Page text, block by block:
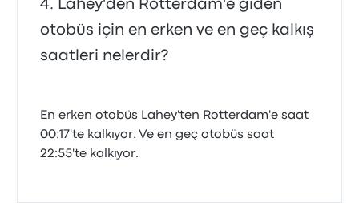
Lahey'den Rotterdam'e giden
otobüs için en erken ve en geç kalkış
saatleri nelerdir?
En erken otobüs Lahey'ten Rotterdam'e saat
00:17'te kalkıyor. Ve en geç otobüs saat
22:55'te kalkıyor.